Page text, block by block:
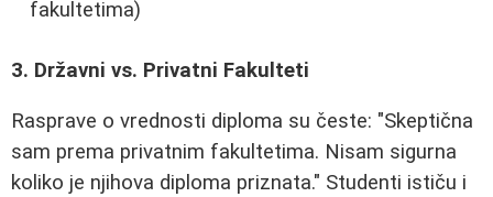
fakultetima)
3. Državni vs. Privatni Fakulteti
Rasprave o vrednosti diploma su česte: "Skeptična
sam prema privatnim fakultetima. Nisam sigurna
koliko je njihova diploma priznata." Studenti ističu i